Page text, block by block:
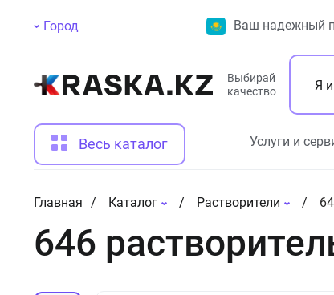
Город Ваш надежный
Выбирай
качество
Весь каталог Услуги и
Главная Каталог Растворители
646